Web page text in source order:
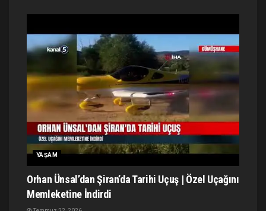
YAŞAM
Orhan Ünsal’dan Şiran’da Tarihi Uçuş | Özel Uçağını
Memleketine İndirdi